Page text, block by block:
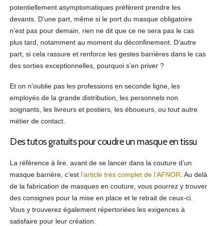
potentiellement asymptomatiques préfèrent prendre les
devants. D’une part, même si le port du masque obligatoire
n’est pas pour demain, rien ne dit que ce ne sera pas le cas
plus tard, notamment au moment du déconfinement. D’autre
part, si cela rassure et renforce les gestes barrières dans le cas
des sorties exceptionnelles, pourquoi s’en priver ?
Et on n’oublie pas les professions en seconde ligne, les
employés de la grande distribution, les personnels non
soignants, les livreurs et postiers, les éboueurs, ou tout autre
métier de contact.
Des tutos gratuits pour coudre un masque en tissu
La référence à lire, avant de se lancer dans la couture d’un
masque barrière, c’est l’article très complet de l’AFNOR. Au delà
de la fabrication de masques en couture, vous pourrez y trouver
des consignes pour la mise en place et le retrait de ceux-ci.
Vous y trouverez également répertoriées les exigences à
satisfaire pour leur création.